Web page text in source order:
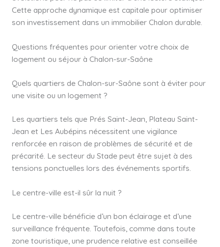
Cette approche dynamique est capitale pour optimiser
son investissement dans un immobilier Chalon durable.
Questions fréquentes pour orienter votre choix de
logement ou séjour à Chalon-sur-Saône
Quels quartiers de Chalon-sur-Saône sont à éviter pour
une visite ou un logement ?
Les quartiers tels que Prés Saint-Jean, Plateau Saint-
Jean et Les Aubépins nécessitent une vigilance
renforcée en raison de problèmes de sécurité et de
précarité. Le secteur du Stade peut être sujet à des
tensions ponctuelles lors des événements sportifs.
Le centre-ville est-il sûr la nuit ?
Le centre-ville bénéficie d’un bon éclairage et d’une
surveillance fréquente. Toutefois, comme dans toute
zone touristique, une prudence relative est conseillée